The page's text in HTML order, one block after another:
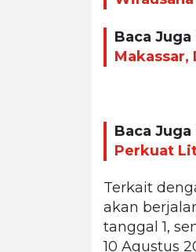
Baca Juga
Makassar,
Baca Juga
Perkuat
Terkait
akan
tanggal 1,
10 Agustus